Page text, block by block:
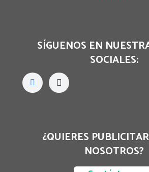
SÍGUENOS EN
SOCIALES:
¿QUIERES
NOSOTROS?